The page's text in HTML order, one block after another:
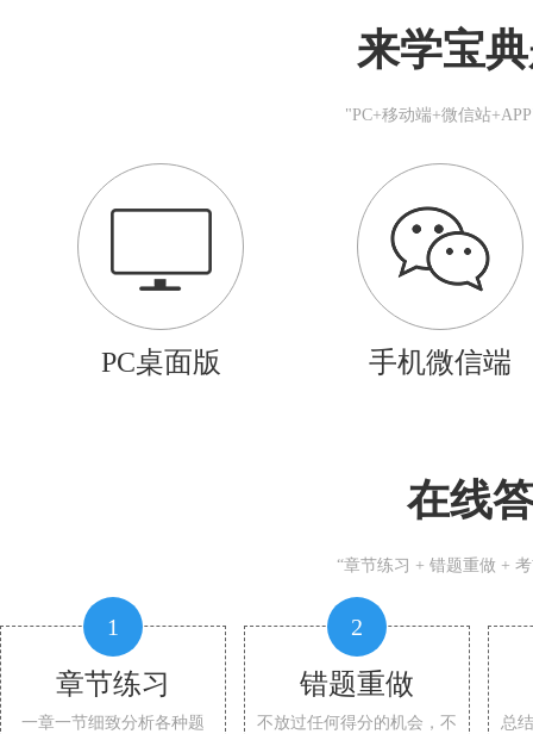
来学宝
"PC+移动端+微信站
PC桌面版 手机微信端
在线
“章节练习 + 错题重做 +
1
章节练习
一章一节细致分析各种题
2
错题重做
不放过任何得分的机会，不
总